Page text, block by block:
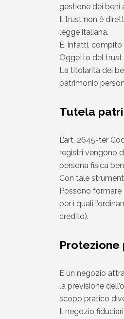
gestione dei beni
Il trust non è
legge italiana.
È, infatti,
Oggetto del trust
La titolarità dei
patrimonio
Tutela
L’art. 2645-ter
registri vengono
persona fisica
Con tale
Possono
per i quali
credito).
Protezione
È un negozio
la previsione
scopo pratico
Il negozio